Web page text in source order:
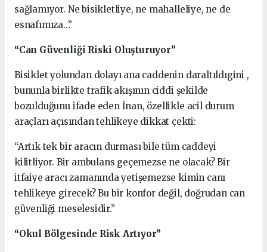
sağlamıyor. Ne bisikletliye, ne mahalleliye, ne de
esnafımıza…”
“Can Güvenliği Riski Oluşturuyor”
Bisiklet yolundan dolayı ana caddenin daraltıldıgini ,
bununla birlikte trafik akışının ciddi şekilde
bozulduğunu ifade eden İnan, özellikle acil durum
araçları açısından tehlikeye dikkat çekti:
“Artık tek bir aracın durması bile tüm caddeyi
kilitliyor. Bir ambulans geçemezse ne olacak? Bir
itfaiye aracı zamanında yetişemezse kimin canı
tehlikeye girecek? Bu bir konfor değil, doğrudan can
güvenliği meselesidir.”
“Okul Bölgesinde Risk Artıyor”